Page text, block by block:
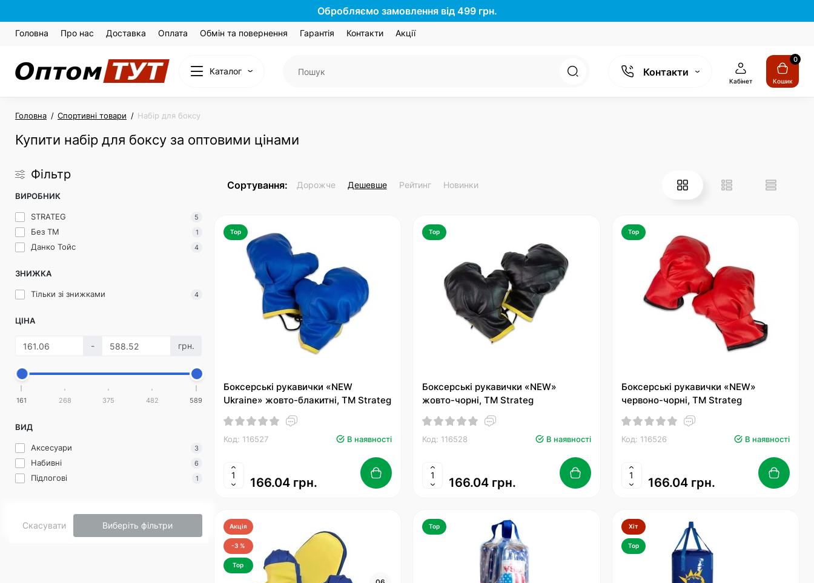
Обробляємо замовлення від 499 грн.
Головна Про нас Доставка Оплата Обмін та повернення Гарантія Контакти Акції
Каталог Контакти
Кабінет
0
Кошик
Головна Спортивні товари Набір для боксу
Купити набір для боксу за оптовими цінами
Фільтр
ВИРОБНИК
STRATEG 5
Без ТМ 1
Данко Тойс 4
ЗНИЖКА
Тільки зі знижками 4
ЦІНА
- грн.
161 268 375 482 589
ВИД
Аксесуари 3
Набивні 6
Підлогові 1
Скасувати Виберіть фільтри
Сортування: Дорожче Дешевше Рейтинг Новинки
Top
Боксерські рукавички «NEW
Ukraine» жовто-блакитні, ТМ Strateg
Код: 116527 В наявності
166.04 грн.
Top
Боксерські рукавички «NEW»
жовто-чорні, ТМ Strateg
Код: 116528 В наявності
166.04 грн.
Top
Боксерські рукавички «NEW»
червоно-чорні, ТМ Strateg
Код: 116526 В наявності
166.04 грн.
Акція
-3 %
Top
Top Хіт
Top